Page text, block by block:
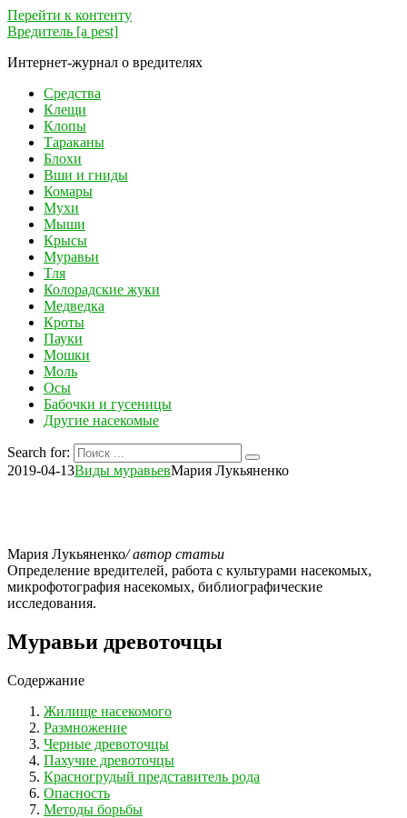
Перейти к контенту
Вредитель [a pest]
Интернет-журнал о вредителях
Средства
Клещи
Клопы
Тараканы
Блохи
Вши и гниды
Комары
Мухи
Мыши
Крысы
Муравьи
Тля
Колорадские жуки
Медведка
Кроты
Пауки
Мошки
Моль
Осы
Бабочки и гусеницы
Другие насекомые
Search for:
2019-04-13Виды муравьевМария Лукьяненко
Мария Лукьяненко/ автор статьи
Определение вредителей, работа с культурами насекомых,
микрофотография насекомых, библиографические
исследования.
Муравьи древоточцы
Содержание
Жилище насекомого
Размножение
Черные древоточцы
Пахучие древоточцы
Красногрудый представитель рода
Опасность
Методы борьбы